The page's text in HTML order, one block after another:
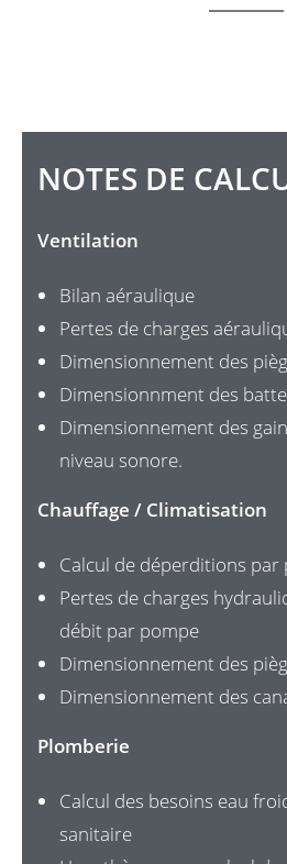
NOTES DE
Ventilation
Bilan aéraulique
Pertes de charges
Dimensionnement des
Dimensionnment des
Dimensionnement des
niveau sonore.
Chauffage / Climatisation
Calcul de déperditions par
Pertes de charges
débit par pompe
Dimensionnement des
Dimensionnement des
Plomberie
Calcul des besoins eau
sanitaire